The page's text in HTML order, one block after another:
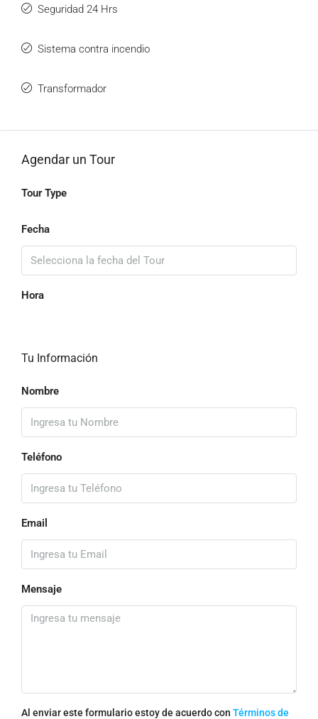
Seguridad 24 Hrs
Sistema contra incendio
Transformador
Agendar un Tour
Tour Type
Fecha
Hora
Tu Información
Nombre
Teléfono
Email
Mensaje
Al enviar este formulario estoy de acuerdo con Términos de